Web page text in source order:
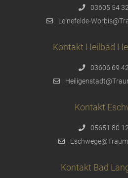
03605 54
Leinefelde-
Kontakt Heilbad
03606 69
Kontakt
05651 80
Kontakt Bad